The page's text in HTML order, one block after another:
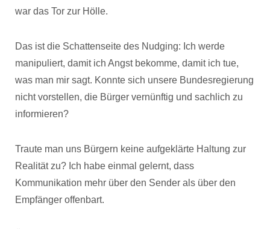
war das Tor zur Hölle.
Das ist die Schattenseite des Nudging: Ich werde
manipuliert, damit ich Angst bekomme, damit ich tue,
was man mir sagt. Konnte sich unsere Bundesregierung
nicht vorstellen, die Bürger vernünftig und sachlich zu
informieren?
Traute man uns Bürgern keine aufgeklärte Haltung zur
Realität zu? Ich habe einmal gelernt, dass
Kommunikation mehr über den Sender als über den
Empfänger offenbart.